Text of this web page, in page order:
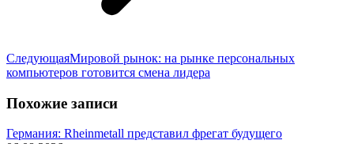
СледующаяСледующая
запись:
Мировой рынок: на рынке персональных
компьютеров готовится смена лидера
Похожие записи
Германия: Rheinmetall представил фрегат будущего